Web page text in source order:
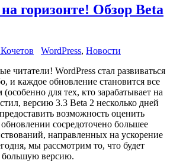
горизонте! Обзор Beta
WordPress, Новости
читатели! WordPress стал развиваться
и каждое обновление становится все
для тех, кто зарабатывает на
версию 3.3 Beta 2 несколько дней
возможность оценить
сосредоточено большее
направленных на ускорение
мы рассмотрим то, что будет
версию.